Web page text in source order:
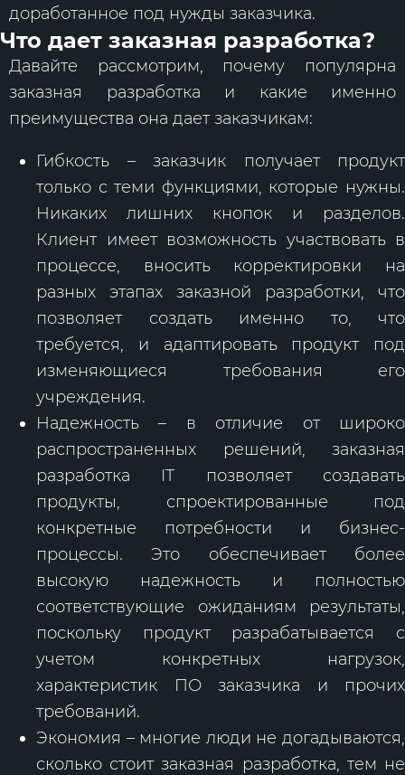
доработанное под нужды заказчика.
Что дает заказная разработка?
Давайте рассмотрим, почему популярна
заказная разработка и какие именно
преимущества она дает заказчикам:
Гибкость – заказчик получает продукт
только с теми функциями, которые нужны.
Никаких лишних кнопок и разделов.
Клиент имеет возможность участвовать в
процессе, вносить корректировки на
разных этапах заказной разработки, что
позволяет создать именно то, что
требуется, и адаптировать продукт под
изменяющиеся требования его
учреждения.
Надежность – в отличие от широко
распространенных решений, заказная
разработка IT позволяет создавать
продукты, спроектированные под
конкретные потребности и бизнес-
процессы. Это обеспечивает более
высокую надежность и полностью
соответствующие ожиданиям результаты,
поскольку продукт разрабатывается с
учетом конкретных нагрузок,
характеристик ПО заказчика и прочих
требований.
Экономия – многие люди не догадываются,
сколько стоит заказная разработка, тем не